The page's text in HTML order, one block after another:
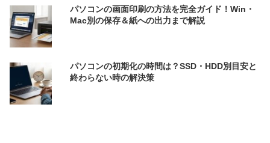
パソコンの画面印刷の方法を完全ガイド！Win・
Mac別の保存＆紙への出力まで解説
パソコンの初期化の時間は？SSD・HDD別目安と
終わらない時の解決策